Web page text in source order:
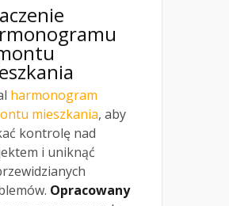
harmonogram
mieszkania, aby
kontrolę nad
i uniknąć
Opracowany